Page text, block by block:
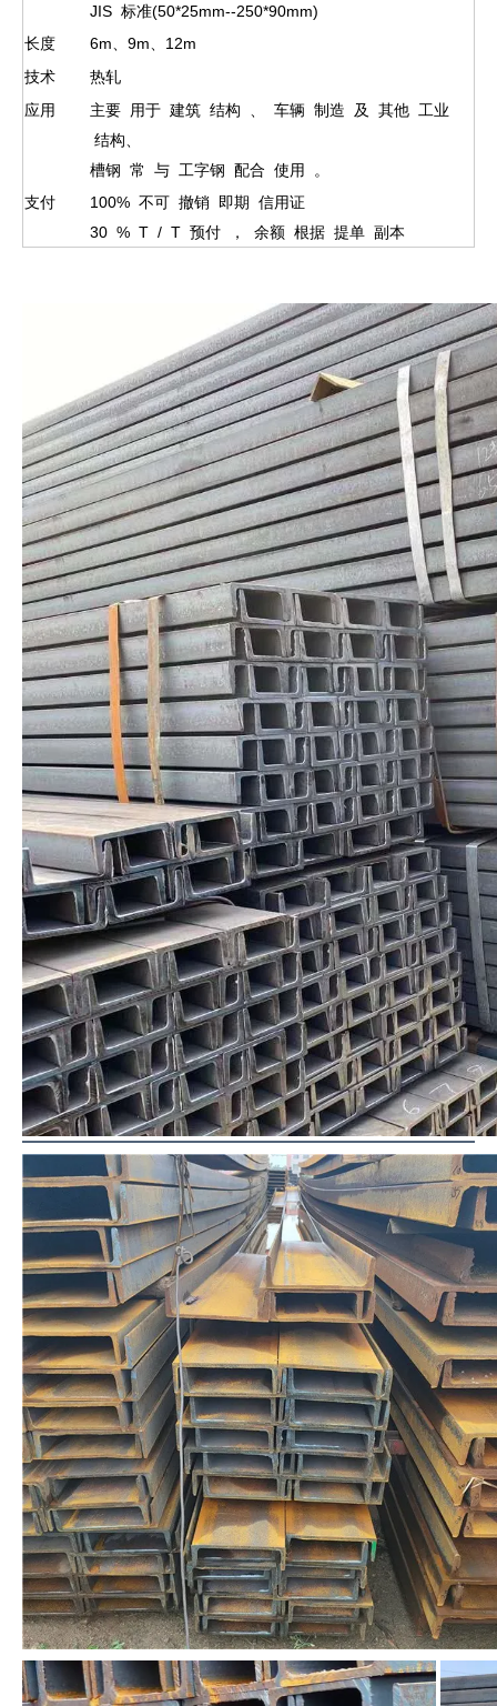
JIS 标准(50*25mm--250*90mm)
长度
6m、9m、12m
技术
热轧 ​
应用
主要 用于 建筑 结构 、 车辆 制造 及 其他 工业
结构、
槽钢 常 与 工字钢 配合 使用 。 ​
支付
100% 不可 撤销 即期 信用证
30 % T / T 预付 ， 余额 根据 提单 副本